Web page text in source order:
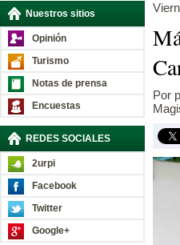
Nuestros sitios
Opinión
Turismo
Notas de prensa
Encuestas
REDES SOCIALES
2urpi
Facebook
Twitter
Google+
Por